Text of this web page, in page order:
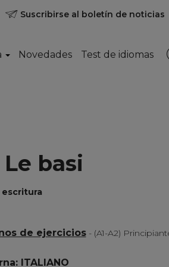
Suscribirse al boletín de noticias
Novedades Test de idiomas
basi
escritura
de ejercicios - (A1-A2)
ITALIANO